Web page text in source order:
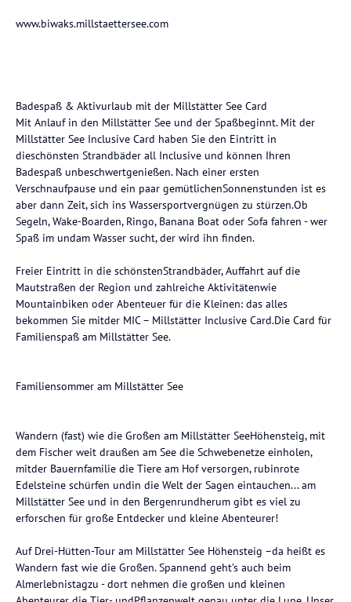
www.biwaks.millstaettersee.com
Badespaß & Aktivurlaub mit der Millstätter See Card
Mit Anlauf in den Millstätter See und der Spaßbeginnt. Mit der
Millstätter See Inclusive Card haben Sie den Eintritt in
dieschönsten Strandbäder all Inclusive und können Ihren
Badespaß unbeschwertgenießen. Nach einer ersten
Verschnaufpause und ein paar gemütlichenSonnenstunden ist es
aber dann Zeit, sich ins Wassersportvergnügen zu stürzen.Ob
Segeln, Wake-Boarden, Ringo, Banana Boat oder Sofa fahren - wer
Spaß im undam Wasser sucht, der wird ihn finden.
Freier Eintritt in die schönstenStrandbäder, Auffahrt auf die
Mautstraßen der Region und zahlreiche Aktivitätenwie
Mountainbiken oder Abenteuer für die Kleinen: das alles
bekommen Sie mitder MIC – Millstätter Inclusive Card.Die Card für
Familienspaß am Millstätter See.
Familiensommer am Millstätter See
Wandern (fast) wie die Großen am Millstätter SeeHöhensteig, mit
dem Fischer weit draußen am See die Schwebenetze einholen,
mitder Bauernfamilie die Tiere am Hof versorgen, rubinrote
Edelsteine schürfen undin die Welt der Sagen eintauchen... am
Millstätter See und in den Bergenrundherum gibt es viel zu
erforschen für große Entdecker und kleine Abenteurer!
Auf Drei-Hütten-Tour am Millstätter See Höhensteig –da heißt es
Wandern fast wie die Großen. Spannend geht’s auch beim
Almerlebnistagzu - dort nehmen die großen und kleinen